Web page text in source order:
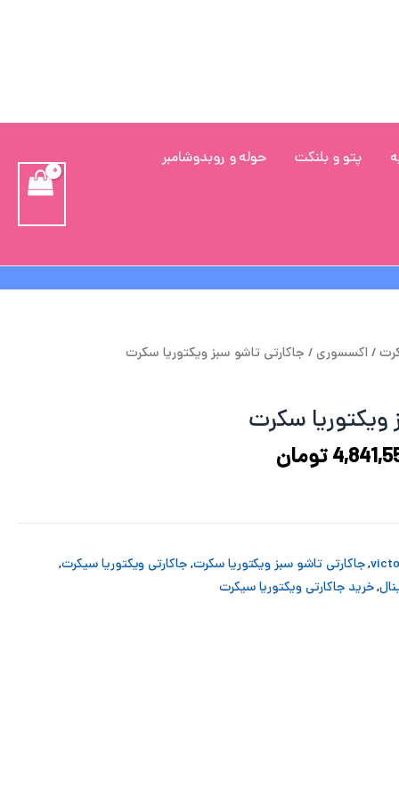
پتو و بلنکت حوله و روبدوشامبر
/ اکسسوری / جاکارتی تاشو سبز ویکتوریا سکرت
ویکتوریا سکرت
تومان
قیمت
است.
,جاکارتی تاشو سبز ویکتوریا سکرت,جاکارتی ویکتوریا سیکرت,
,خرید جاکارتی ویکتوریا سیکرت